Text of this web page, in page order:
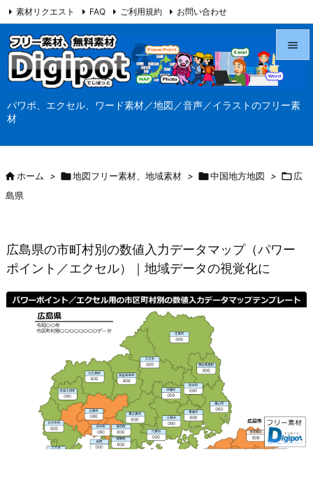
パワポ、エクセル、ワード素材／地図／音声／イラストのフリー素
材




素材リクエスト FAQ ご利用規約 お問い合わせ
当サイト（Digipot.net）について
ホーム > 地図フリー素材、地域素材 > 中国地方地図 > 広
島県
広島県の市町村別の数値入力データマップ（パワー
ポイント／エクセル）｜地域データの視覚化に